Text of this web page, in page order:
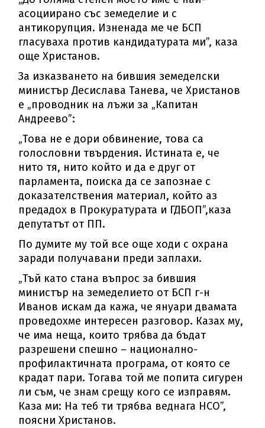
асоциирано със земеделие и с
антикорупция. Изненада ме че БСП
гласуваха против кандидатурата ми”, каза
още Христанов.
За изказването на бившия земеделски
министър Десислава Танева, че Христанов
е „проводник на лъжи за „Капитан
Андреево”:
„Това не е дори обвинение, това са
голословни твърдения. Истината е, че
нито тя, нито който и да е друг от
парламента, поиска да се запознае с
доказателствения материал, който аз
предадох в Прокуратурата и ГДБОП”,каза
депутатът от ПП.
По думите му той все още ходи с охрана
заради получавани преди заплахи.
„Тъй като стана въпрос за бившия
министър на земеделието от БСП г-н
Иванов искам да кажа, че януари двамата
проведохме интересен разговор. Казах му,
че има неща, които трябва да бъдат
разрешени спешно – национално-
профилактичната програма, от която се
крадат пари. Тогава той ме попита сигурен
ли съм, че знам срещу кого се изправям.
Каза ми: На теб ти трябва веднага НСО”,
поясни Христанов.